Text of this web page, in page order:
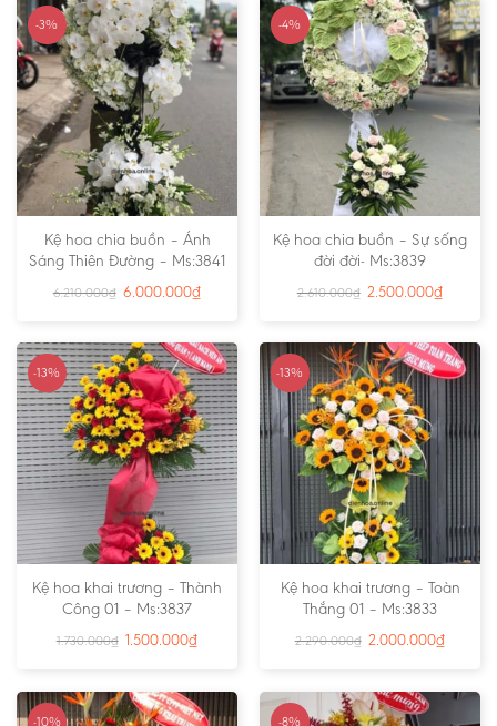
-3%
Kệ hoa chia buồn – Ánh
Sáng Thiên Đường – Ms:3841
6.210.000₫ 6.000.000₫
-4%
Kệ hoa chia buồn – Sự sống
đời đời- Ms:3839
2.610.000₫ 2.500.000₫
-13%
Kệ hoa khai trương – Thành
Công 01 – Ms:3837
1.730.000₫ 1.500.000₫
-13%
Kệ hoa khai trương – Toàn
Thắng 01 – Ms:3833
2.290.000₫ 2.000.000₫
-10% -8%